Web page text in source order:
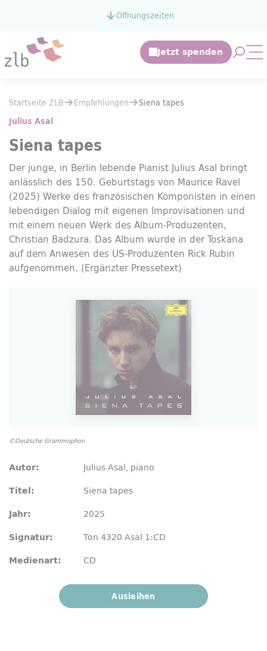
Zum Hauptinhalt springenÖffnungszeiten
Empfehlungen
Sienatapes
Sie befinden sich hier:
Startseite ZLB Empfehlungen Siena tapes
Julius Asal
Siena tapes
Der junge, in Berlin lebende Pianist Julius Asal bringt
anlässlich des 150. Geburtstags von Maurice Ravel
(2025) Werke des französischen Komponisten in einen
lebendigen Dialog mit eigenen Improvisationen und
mit einem neuen Werk des Album-Produzenten,
Christian Badzura. Das Album wurde in der Toskana
auf dem Anwesen des US-Produzenten Rick Rubin
aufgenommen. (Ergänzter Pressetext)
©Deutsche Grammophon
Autor: Julius Asal, piano
Titel: Siena tapes
Jahr: 2025
Signatur: Ton 4320 Asal 1:CD
Medienart: CD
Ausleihen